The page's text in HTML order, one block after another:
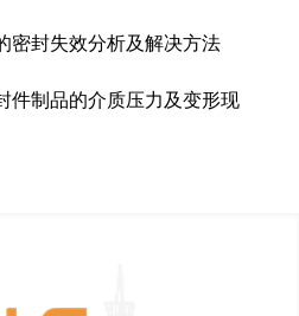
密封失效分析及解决方法
件制品的介质压力及变形现